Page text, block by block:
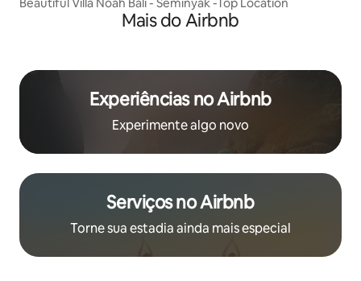
Mais do Airbnb
Experiências no Airbnb
Experimente algo novo
Serviços no Airbnb
Torne sua estadia ainda mais especial